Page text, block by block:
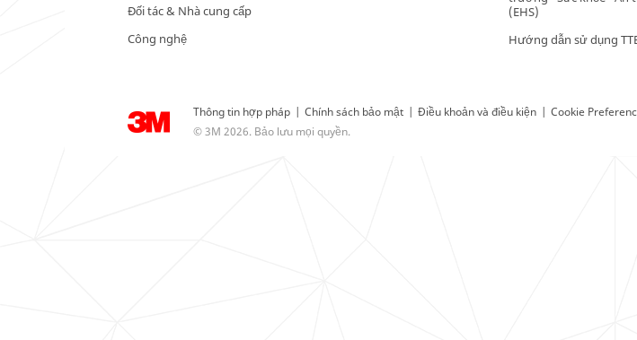
Đối tác & Nhà cung cấp
Công nghệ
(EHS)
Hướng dẫn sử dụng
Thông tin hợp pháp | Chính sách bảo mật | Điều khoản và điều kiện | Cookie
© 3M 2026. Bảo lưu mọi quyền.